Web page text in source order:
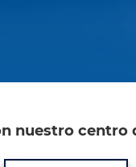
nuestro centro